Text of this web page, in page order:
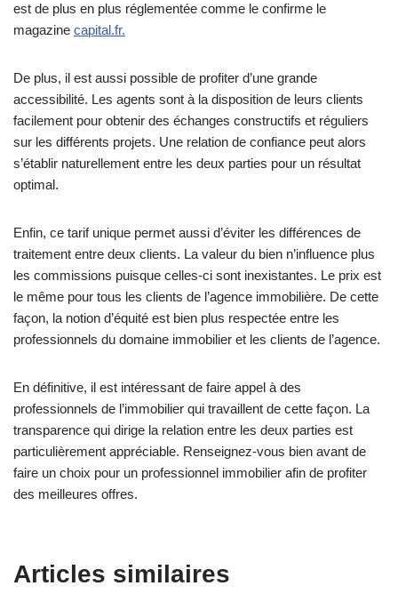
est de plus en plus réglementée comme le confirme le
magazine capital.fr.
De plus, il est aussi possible de profiter d’une grande
accessibilité. Les agents sont à la disposition de leurs clients
facilement pour obtenir des échanges constructifs et réguliers
sur les différents projets. Une relation de confiance peut alors
s’établir naturellement entre les deux parties pour un résultat
optimal.
Enfin, ce tarif unique permet aussi d’éviter les différences de
traitement entre deux clients. La valeur du bien n’influence plus
les commissions puisque celles-ci sont inexistantes. Le prix est
le même pour tous les clients de l’agence immobilière. De cette
façon, la notion d’équité est bien plus respectée entre les
professionnels du domaine immobilier et les clients de l’agence.
En définitive, il est intéressant de faire appel à des
professionnels de l’immobilier qui travaillent de cette façon. La
transparence qui dirige la relation entre les deux parties est
particulièrement appréciable. Renseignez-vous bien avant de
faire un choix pour un professionnel immobilier afin de profiter
des meilleures offres.
Articles similaires